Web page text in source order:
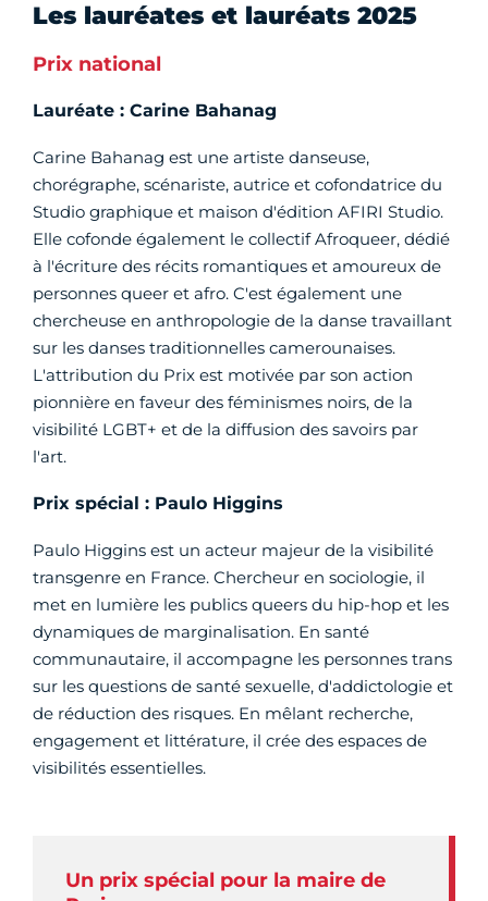
Les lauréates et lauréats 2025
Prix national
Lauréate : Carine Bahanag
Carine Bahanag est une artiste danseuse,
chorégraphe, scénariste, autrice et cofondatrice du
Studio graphique et maison d'édition AFIRI Studio.
Elle co­fonde également le collectif Afroqueer, dédié
à l'écriture des récits romantiques et amoureux de
personnes queer et afro. C'est également une
chercheuse en anthropologie de la danse travaillant
sur les danses traditionnelles camerounaises.
L'attribution du Prix est motivée par son action
pionnière en faveur des féminismes noirs, de la
visibilité LGBT+ et de la diffusion des savoirs par
l'art.
Prix spécial : Paulo Higgins
Paulo Higgins est un acteur majeur de la visibilité
transgenre en France. Chercheur en sociologie, il
met en lumière les publics queers du hip-hop et les
dynamiques de marginalisation. En santé
communautaire, il accompagne les personnes trans
sur les questions de santé sexuelle, d'addictologie et
de réduction des risques. En mêlant recherche,
engagement et littérature, il crée des espaces de
visibilités essentielles.
Un prix spécial pour la maire de